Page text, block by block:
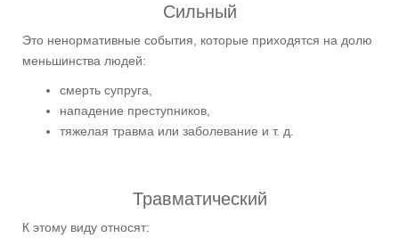
Сильный
Это ненормативные события, которые приходятся на долю
меньшинства людей:
смерть супруга,
нападение преступников,
тяжелая травма или заболевание и т. д.
Травматический
К этому виду относят: